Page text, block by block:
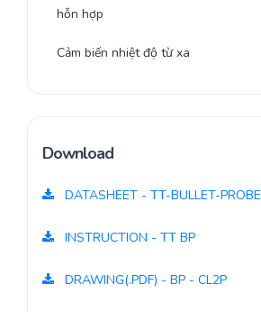
hỗn hợp
Cảm biến nhiệt độ từ xa
Download
DATASHEET - TT-BULLET-PROBE
INSTRUCTION - TT BP
DRAWING(.PDF) - BP - CL2P